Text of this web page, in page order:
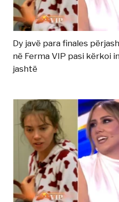
Dy javë para finales
në Ferma VIP pasi kërkoi
jashtë